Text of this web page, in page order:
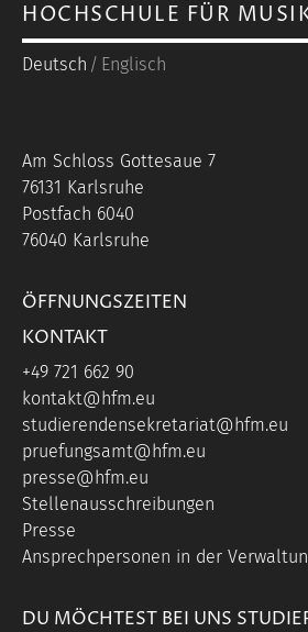
HOCHSCHULE FÜR
Deutsch Englisch
Am Schloss Gottesaue 7
76131 Karlsruhe
Postfach 6040
76040 Karlsruhe
ÖFFNUNGSZEITEN
KONTAKT
+49 721 662 90
kontakt@hfm.eu
studierendensekretariat@hfm.eu
pruefungsamt@hfm.eu
presse@hfm.eu
Stellenausschreibungen
Presse
Ansprechpersonen in der
DU MÖCHTEST BEI UNS